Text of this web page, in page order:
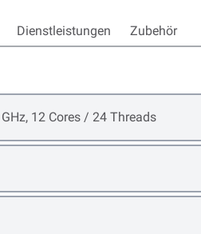
Dienstleistungen Zubehör
12 Cores / 24 Threads